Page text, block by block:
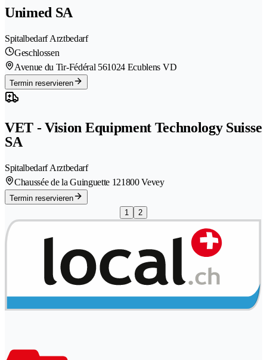
Unimed SA
Spitalbedarf Arztbedarf
Geschlossen
Avenue du Tir-Fédéral 561024 Ecublens VD
Termin reservieren
VET - Vision Equipment Technology Suisse
SA
Spitalbedarf Arztbedarf
Chaussée de la Guinguette 121800 Vevey
Termin reservieren
1
2